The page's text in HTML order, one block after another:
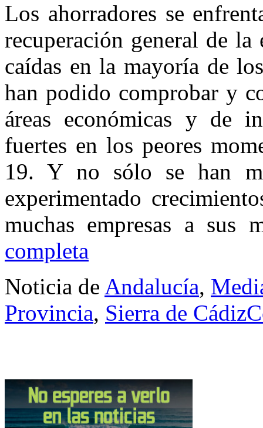
Los ahorradores se
recuperación general de la
caídas en la mayoría de
han podido comprobar y
áreas económicas y de
fuertes en los peores
19. Y no sólo se han
experimentado
muchas empresas a sus
completa
Noticia de Andalucía,
Provincia, Sierra de Cádiz